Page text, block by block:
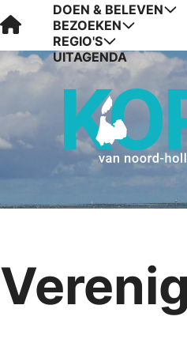
Visit Kop van Holland
DOEN & BELEVEN
BEZOEKEN
REGIO'S
UITAGENDA